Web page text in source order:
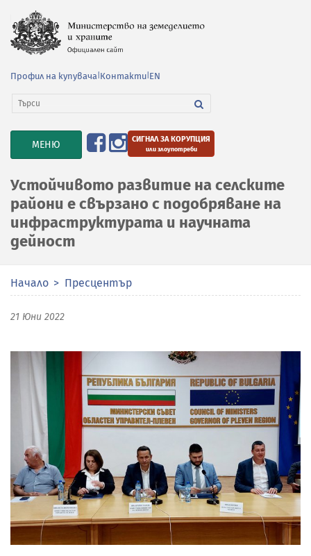
Профил на купувача Контакти EN
TOGGLE
NAVIGATION
МЕНЮ СИГНАЛ ЗА КОРУПЦИЯ
или злоупотреби
Устойчивото развитие на селските
райони е свързано с подобряване на
инфраструктурата и научната
дейност
Начало Пресцентър
21 Юни 2022